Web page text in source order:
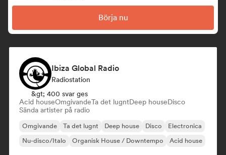
Börja nu
Ibiza Global Radio
Radiostation
&gt; 400 svar ges
Acid houseOmgivandeTa det lugntDeep houseDisco
Sända artister på radio
Omgivande Ta det lugnt Deep house Disco
Electronica
Nu-disco/Italo
Organisk House / Downtempo Acid house